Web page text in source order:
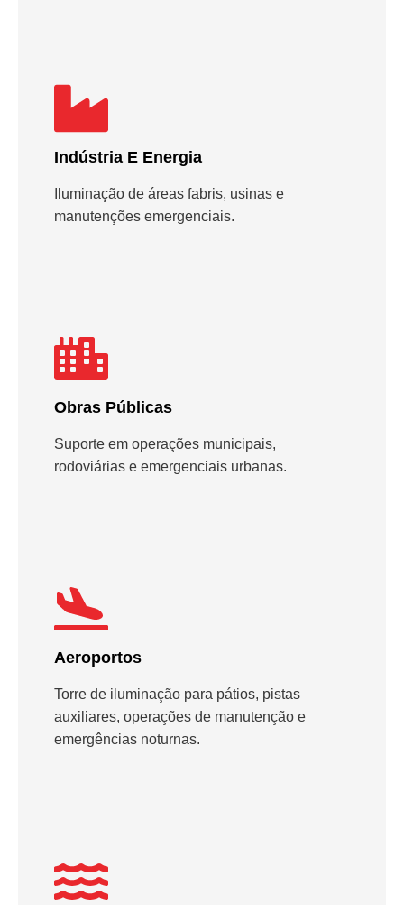
Indústria E Energia
Iluminação de áreas fabris, usinas e
manutenções emergenciais.
Obras Públicas
Suporte em operações municipais,
rodoviárias e emergenciais urbanas.
Aeroportos
Torre de iluminação para pátios, pistas
auxiliares, operações de manutenção e
emergências noturnas.